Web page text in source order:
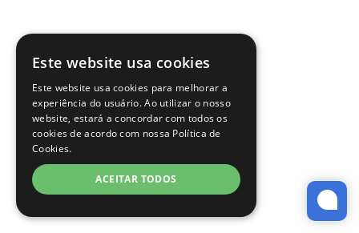
Este website usa cookies
Este website usa cookies para melhorar a
experiência do usuário. Ao utilizar o nosso
website, estará a concordar com todos os
cookies de acordo com nossa Política de
Cookies.
ACEITAR TODOS